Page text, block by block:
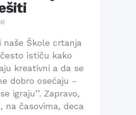
naše Škole crtanja
ističu kako
kreativni a da se
dobro osećaju -
igraju’’. Zapravo,
na časovima, deca